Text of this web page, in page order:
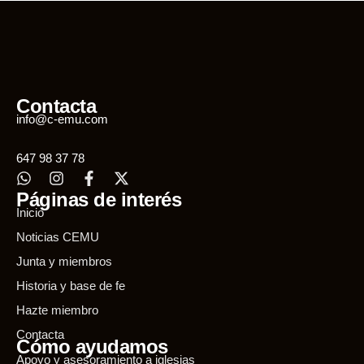
Contacta
info@c-emu.com
647 98 37 78
Páginas de interés
Inicio
Noticias CEMU
Junta y miembros
Historia y base de fe
Hazte miembro
Contacta
Cómo ayudamos
Apoyo y asesoramiento a iglesias